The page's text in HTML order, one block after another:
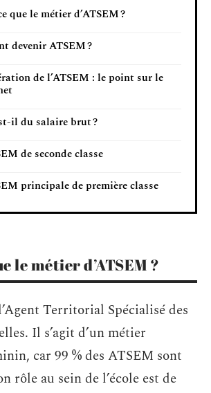
que le métier d’ATSEM ?
devenir ATSEM ?
de l’ATSEM : le point sur le
il du salaire brut ?
de seconde classe
principale de première classe
le métier d’ATSEM ?
Territorial Spécialisé des
Il s’agit d’un métier
car 99 % des ATSEM sont
rôle au sein de l’école est de